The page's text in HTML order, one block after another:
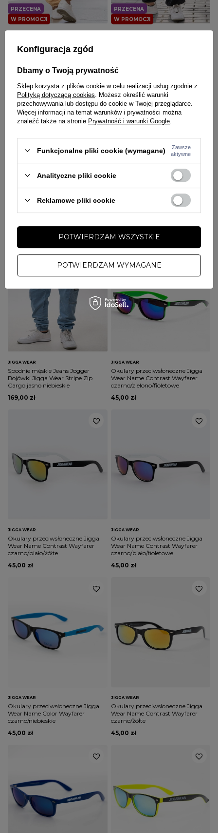
W PROMOCJI
PRZECENA
Jigga Wear Cord beżowe
W PROMOCJI
PRZECENA
Spodnie Materiałowe Baggy
129,00 zł
Spodnie męskie Jeans Jogger
JIGGA WEAR
Spodnie męskie Jeans Jogger
Bojówki Jigga Wear Stripe Zip
Cargo jasno niebieskie
169,00 zł
JIGGA WEAR
Okulary przeciwsłoneczne Jigga
Wear Name Contrast Wayfarer
czarno/zielono/fioletowe
45,00 zł
JIGGA WEAR
Okulary przeciwsłoneczne Jigga
Wear Name Contrast Wayfarer
czarno/biało/żółte
45,00 zł
JIGGA WEAR
Okulary przeciwsłoneczne Jigga
Wear Name Contrast Wayfarer
czarno/biało/fioletowe
45,00 zł
JIGGA WEAR
Okulary przeciwsłoneczne Jigga
Wear Name Color Wayfarer
czarno/niebieskie
45,00 zł
JIGGA WEAR
Okulary przeciwsłoneczne Jigga
Wear Name Contrast Wayfarer
czarno/żółte
45,00 zł
Konfiguracja zgód
Dbamy o Twoją prywatność
Sklep korzysta z plików cookie w celu realizacji usług zgodnie z
Polityką dotyczącą cookies . Możesz określić warunki
przechowywania lub dostępu do cookie w Twojej przeglądarce.
Więcej informacji na temat warunków i prywatności można
znaleźć także na stronie Prywatność i warunki Google
Funkcjonalne pliki cookie (wymagane)
Zawsze
aktywne
Analityczne pliki cookie
Reklamowe pliki cookie
POTWIERDZAM WYMAGANE
POTWIERDZAM WSZYSTKIE